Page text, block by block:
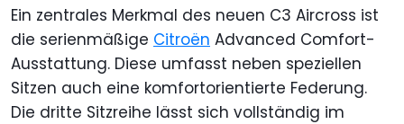
Ein zentrales Merkmal des neuen C3 Aircross ist
die serienmäßige Citroën Advanced Comfort-
Ausstattung. Diese umfasst neben speziellen
Sitzen auch eine komfortorientierte Federung.
Die dritte Sitzreihe lässt sich vollständig im